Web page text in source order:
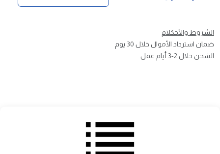
الشروط والأحكلام
ضمان استرداد الأموال خلال 30 يوم
الشحن خلال 2-3 أيام عمل